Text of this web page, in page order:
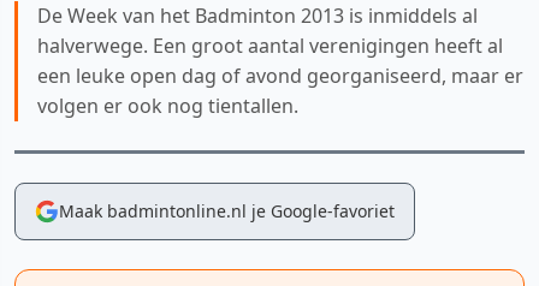
De Week van het Badminton 2013 is inmiddels al
halverwege. Een groot aantal verenigingen heeft al
een leuke open dag of avond georganiseerd, maar er
volgen er ook nog tientallen.
Maak badmintonline.nl je Google-favoriet